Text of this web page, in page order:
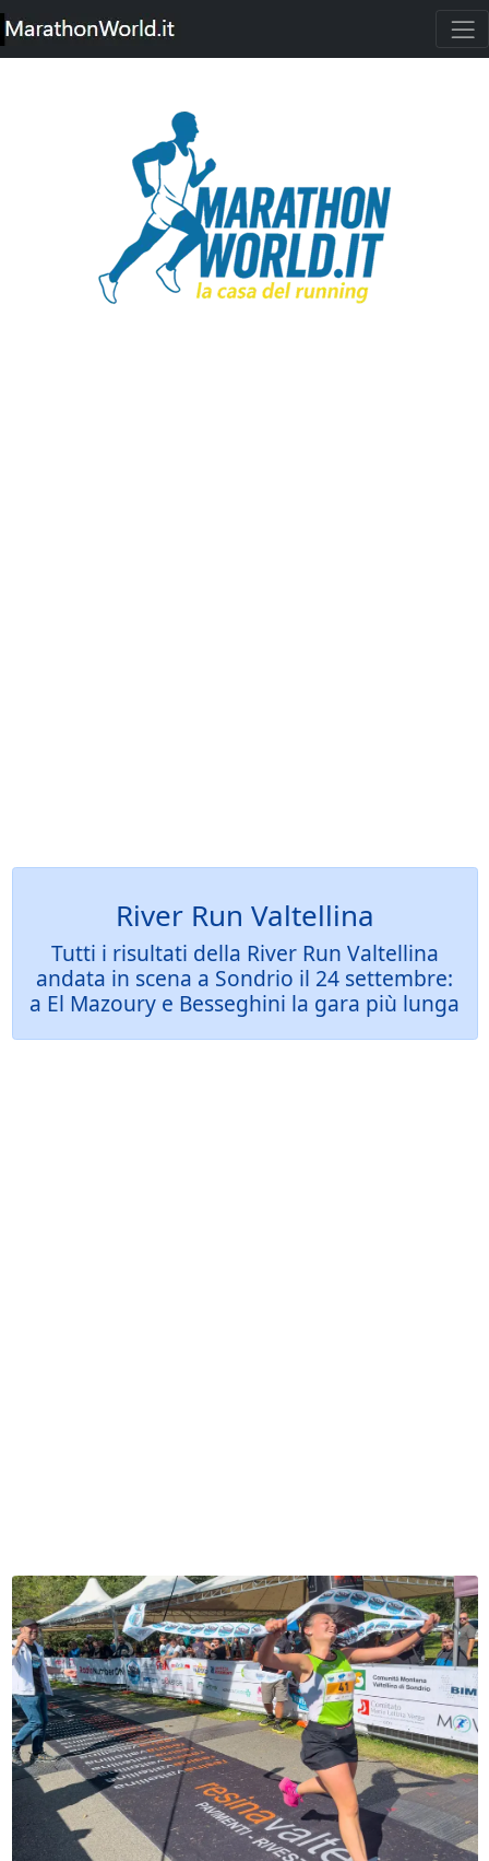
River Run Valtellina
Tutti i risultati della River Run Valtellina
andata in scena a Sondrio il 24 settembre:
a El Mazoury e Besseghini la gara più lunga